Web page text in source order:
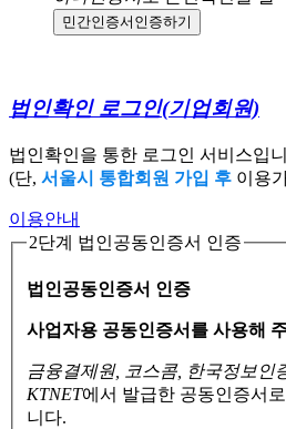
민간인증서 인증하기
법인확인 로그인(기업회원)
법인확인을 통한 로그인 서비스입
(단, 서울시 통합회원 가입 후 이용
이용안내
2단계 법인공동인증서 인증
법인공동인증서 인증
사업자용 공동인증서를 사용해
금융결제원, 코스콤, 한국정보인
KTNET에서 발급한 공동인증서로
니다.